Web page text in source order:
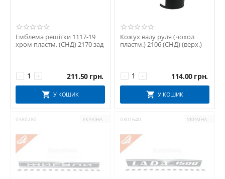
Емблема решітки 1117-19
хром пластм. (СНД) 2170 зад
+
− 211.50 грн.
У КОШИК
Кожух валу руля (чохол
пластм.) 2106 (СНД) (верх.)
+
− 114.00 грн.
У КОШИК
0380280 УКРАЇНА 0301640 УКРАЇНА